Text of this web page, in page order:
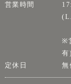
営業時間
※
有)
定休日
無